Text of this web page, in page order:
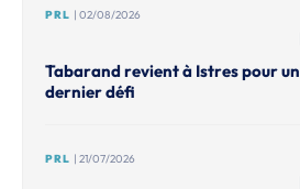
PRL | 02/08/2026
Tabarand revient à Istres pour un
dernier défi
PRL | 21/07/2026